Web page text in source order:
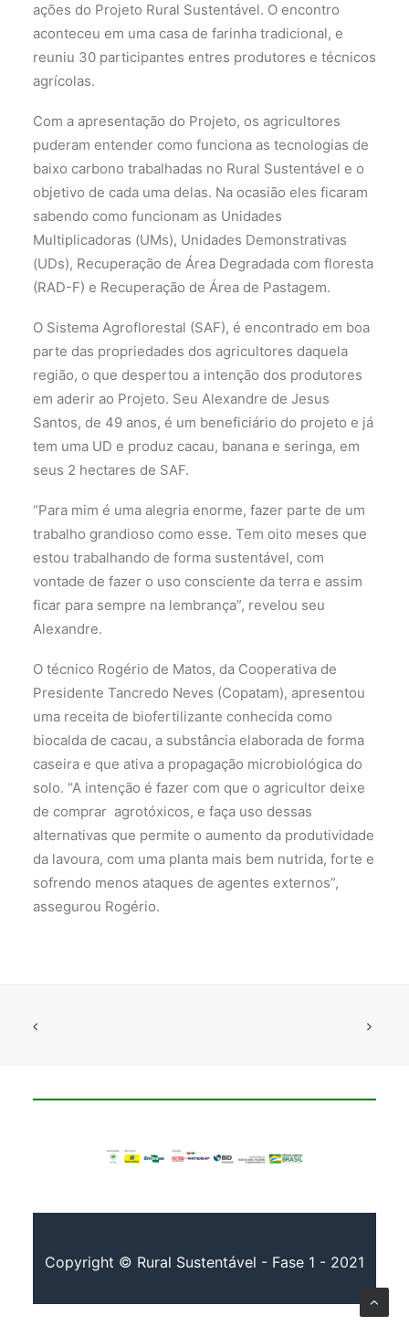
ações do Projeto Rural Sustentável. O encontro
aconteceu em uma casa de farinha tradicional, e
reuniu 30 participantes entres produtores e técnicos
agrícolas.
Com a apresentação do Projeto, os agricultores
puderam entender como funciona as tecnologias de
baixo carbono trabalhadas no Rural Sustentável e o
objetivo de cada uma delas. Na ocasião eles ficaram
sabendo como funcionam as Unidades
Multiplicadoras (UMs), Unidades Demonstrativas
(UDs), Recuperação de Área Degradada com floresta
(RAD-F) e Recuperação de Área de Pastagem.
O Sistema Agroflorestal (SAF), é encontrado em boa
parte das propriedades dos agricultores daquela
região, o que despertou a intenção dos produtores
em aderir ao Projeto. Seu Alexandre de Jesus
Santos, de 49 anos, é um beneficiário do projeto e já
tem uma UD e produz cacau, banana e seringa, em
seus 2 hectares de SAF.
“Para mim é uma alegria enorme, fazer parte de um
trabalho grandioso como esse. Tem oito meses que
estou trabalhando de forma sustentável, com
vontade de fazer o uso consciente da terra e assim
ficar para sempre na lembrança”, revelou seu
Alexandre.
O técnico Rogério de Matos, da Cooperativa de
Presidente Tancredo Neves (Copatam), apresentou
uma receita de biofertilizante conhecida como
biocalda de cacau, a substância elaborada de forma
caseira e que ativa a propagação microbiológica do
solo. “A intenção é fazer com que o agricultor deixe
de comprar agrotóxicos, e faça uso dessas
alternativas que permite o aumento da produtividade
da lavoura, com uma planta mais bem nutrida, forte e
sofrendo menos ataques de agentes externos”,
assegurou Rogério.
Copyright © Rural Sustentável - Fase 1 - 2021